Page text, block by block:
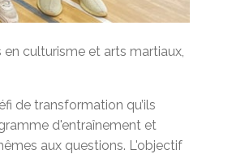
culturisme et arts martiaux,
de transformation qu’ils
d'entraînement et
aux questions. L'objectif